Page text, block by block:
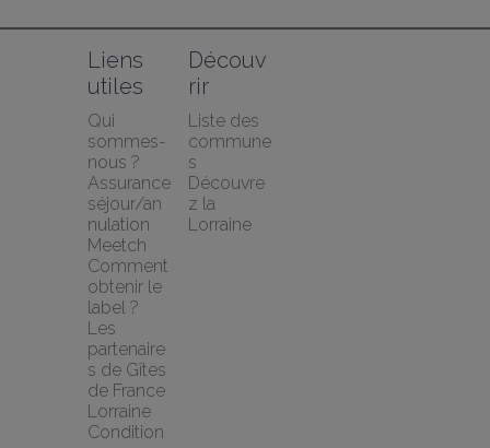
Liens
utiles
Qui
sommes-
nous ?
Assurance
séjour/an
nulation
Meetch
Comment
obtenir le
label ?
Les
partenaire
s de Gîtes
de France
Lorraine
Condition
Découv
rir
Liste des
commune
s
Découvre
z la
Lorraine